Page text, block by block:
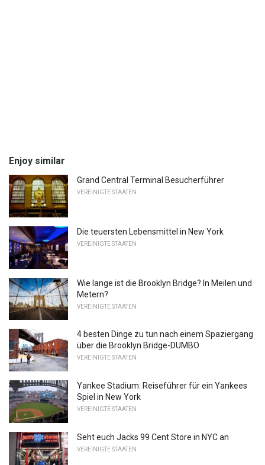
Enjoy similar
Grand Central Terminal Besucherführer
VEREINIGTE STAATEN
Die teuersten Lebensmittel in New York
VEREINIGTE STAATEN
Wie lange ist die Brooklyn Bridge? In Meilen und
Metern?
VEREINIGTE STAATEN
4 besten Dinge zu tun nach einem Spaziergang
über die Brooklyn Bridge-DUMBO
VEREINIGTE STAATEN
Yankee Stadium: Reiseführer für ein Yankees
Spiel in New York
VEREINIGTE STAATEN
Seht euch Jacks 99 Cent Store in NYC an
VEREINIGTE STAATEN